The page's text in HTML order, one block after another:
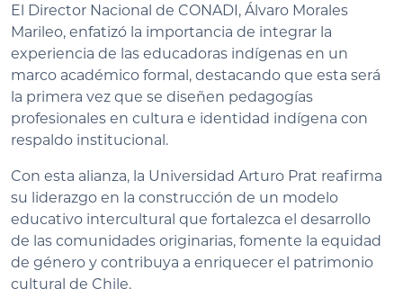
El Director Nacional de CONADI, Álvaro Morales
Marileo, enfatizó la importancia de integrar la
experiencia de las educadoras indígenas en un
marco académico formal, destacando que esta será
la primera vez que se diseñen pedagogías
profesionales en cultura e identidad indígena con
respaldo institucional.
Con esta alianza, la Universidad Arturo Prat reafirma
su liderazgo en la construcción de un modelo
educativo intercultural que fortalezca el desarrollo
de las comunidades originarias, fomente la equidad
de género y contribuya a enriquecer el patrimonio
cultural de Chile.